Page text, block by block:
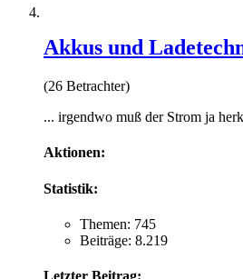
Akkus und
(26 Betrachter)
... irgendwo muß der Strom ja
Aktionen:
Statistik:
Themen: 745
Beiträge: 8.219
Letzter Beitrag: